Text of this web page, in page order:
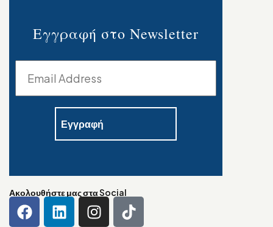
Εγγραφή στο Newsletter
Ακολουθήστε μας στα Social